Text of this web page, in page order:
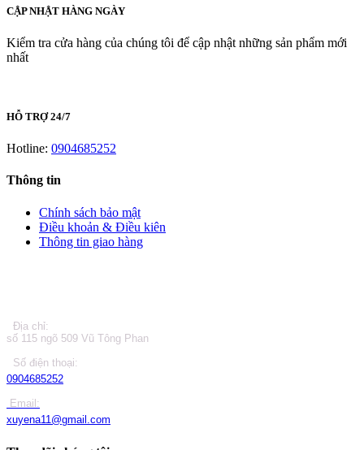
CẬP NHẬT HÀNG NGÀY
Kiểm tra cửa hàng của chúng tôi để cập nhật những sản phẩm mới
nhất
HỖ TRỢ 24/7
Hotline: 0904685252
Thông tin
Chính sách bảo mật
Điều khoản & Điều kiên
Thông tin giao hàng
Địa chỉ:
số 115 ngõ 509 Vũ Tông Phan
Số điện thoại:
0904685252
Email:
xuyena11@gmail.com